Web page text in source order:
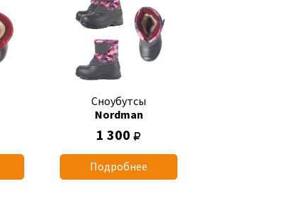
Сноубутсы
Nordman
1 300
Подробнее